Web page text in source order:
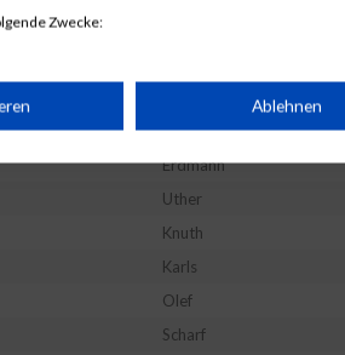
Henke
Erdmann
Uther
Knuth
Karls
Olef
Scharf
Zwecke:
Zugriff auf Informationen auf einem
Daten zur Auswahl von Werbeanzeigen
zur Auswahl personalisierter Werbung
Ablehnen